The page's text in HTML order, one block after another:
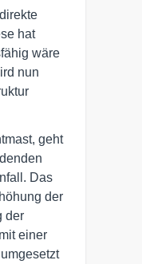
hat
wäre
nun
geht
Das
der
der
einer